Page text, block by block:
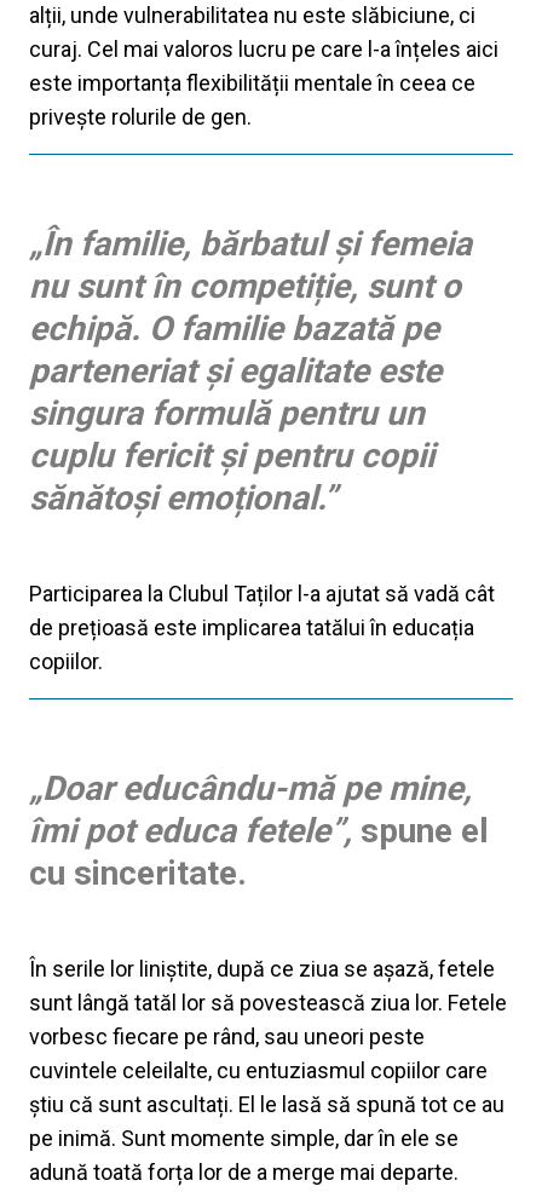
alții, unde vulnerabilitatea nu este slăbiciune, ci
curaj. Cel mai valoros lucru pe care l-a înțeles aici
este importanța flexibilității mentale în ceea ce
privește rolurile de gen.
„În familie, bărbatul și femeia
nu sunt în competiție, sunt o
echipă. O familie bazată pe
parteneriat și egalitate este
singura formulă pentru un
cuplu fericit și pentru copii
sănătoși emoțional.”
Participarea la Clubul Taților l-a ajutat să vadă cât
de prețioasă este implicarea tatălui în educația
copiilor.
„Doar educându-mă pe mine,
îmi pot educa fetele”, spune el
cu sinceritate.
În serile lor liniștite, după ce ziua se așază, fetele
sunt lângă tatăl lor să povestească ziua lor. Fetele
vorbesc fiecare pe rând, sau uneori peste
cuvintele celeilalte, cu entuziasmul copiilor care
știu că sunt ascultați. El le lasă să spună tot ce au
pe inimă. Sunt momente simple, dar în ele se
adună toată forța lor de a merge mai departe.